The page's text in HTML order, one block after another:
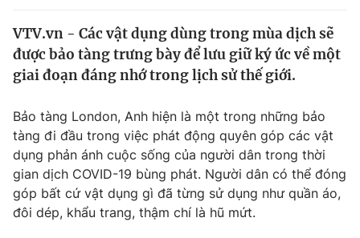
Thế giới
Thế giới đó đây
Câu chuyện quốc tế
Kinh tế
Tài chính
Thị trường
Góc doanh nghiệp
Dữ liệu và đời sống
Truyền hình
VTV.vn - Các vật dụng dùng trong mùa dịch sẽ
được bảo tàng trưng bày để lưu giữ ký ức về một
giai đoạn đáng nhớ trong lịch sử thế giới.
Bảo tàng London, Anh hiện là một trong những bảo
tàng đi đầu trong việc phát động quyên góp các vật
dụng phản ánh cuộc sống của người dân trong thời
gian dịch COVID-19 bùng phát. Người dân có thể đóng
góp bất cứ vật dụng gì đã từng sử dụng như quần áo,
đôi dép, khẩu trang, thậm chí là hũ mứt.